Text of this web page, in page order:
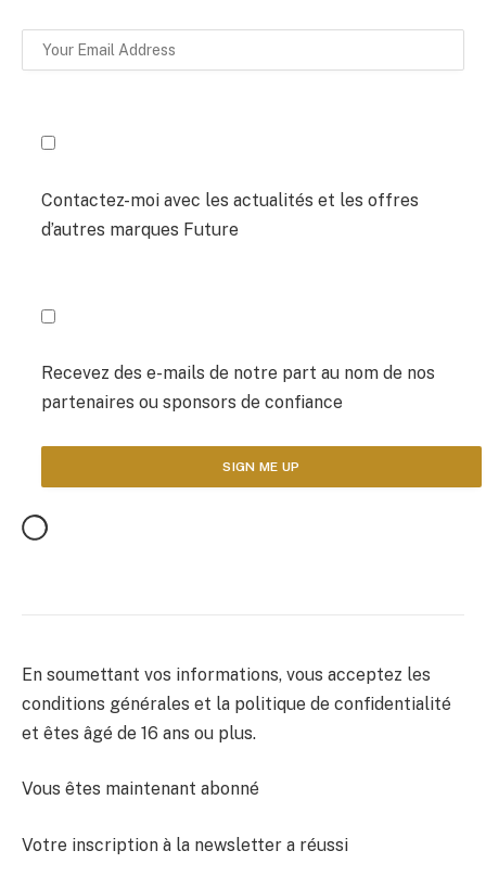
Contactez-moi avec les actualités et les offres
d’autres marques Future
Recevez des e-mails de notre part au nom de nos
partenaires ou sponsors de confiance
En soumettant vos informations, vous acceptez les
conditions générales et la politique de confidentialité
et êtes âgé de 16 ans ou plus.
Vous êtes maintenant abonné
Votre inscription à la newsletter a réussi